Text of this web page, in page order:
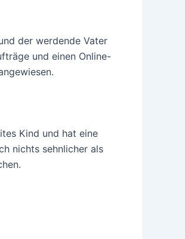
der werdende Vater
und einen Online-
Kind und hat eine
nichts sehnlicher als